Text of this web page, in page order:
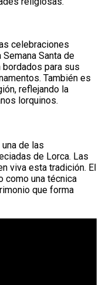
celebraciones
Santa de
bordados para sus
También es
reflejando la
lorquinos.
de las
de Lorca. Las
viva esta tradición. El
como una técnica
que forma